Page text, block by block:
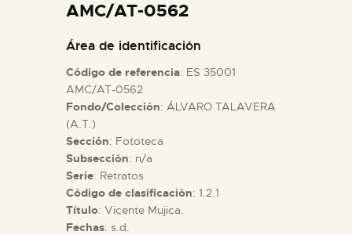
ACTIVIDADES
█
EL MUSEO
COLECCIONES
AMC/AT-0562
Área de identificación
Código de referencia: ES 35001
AMC/AT-0562
Fondo/Colección: ÁLVARO TALAVERA
(A.T.)
Sección: Fototeca
Subsección: n/a
Serie: Retratos
Código de clasificación: 1.2.1
Título: Vicente Mujica.
Fechas: s.d.